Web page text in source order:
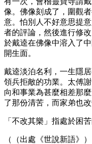
像。佛像刻成了，圍觀
意。怕別人不好意思提
者的評論，然後進行修
於戴逵在佛像中溶入了
開生面。
戴逵淡泊名利，一生隱
領兵拒敵的功業。太傅
向和事業為甚麼相差那
了那份清苦，而家弟也
「不改其樂」指處於困
（（出處《世說新語》）